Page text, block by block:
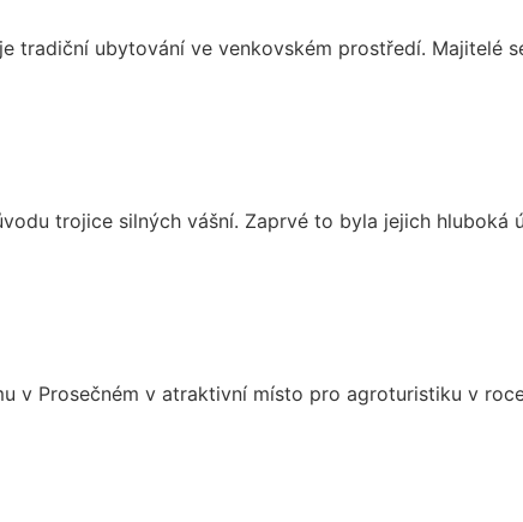
tradiční ubytování ve venkovském prostředí. Majitelé
trojice silných vášní. Zaprvé to byla jejich hluboká
v Prosečném v atraktivní místo pro agroturistiku v